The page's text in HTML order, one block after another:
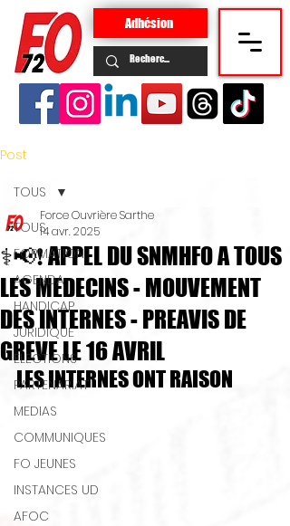
Adhésion
Post
TOUS
FORMATION
AGENDA
HANDICAP
JURIDIQUE
ELECTIONS
PARTENARIAT
MEDIAS
COMMUNIQUES
FO JEUNES
INSTANCES UD
AFOC
TOUS
⚕📢❗ APPEL DU SNMHFO A TOUS
LES MEDECINS - MOUVEMENT
DES INTERNES - PREAVIS DE
GREVE LE 16 AVRIL
Force Ouvrière Sarthe
14 avr. 2025
LES INTERNES ONT RAISON